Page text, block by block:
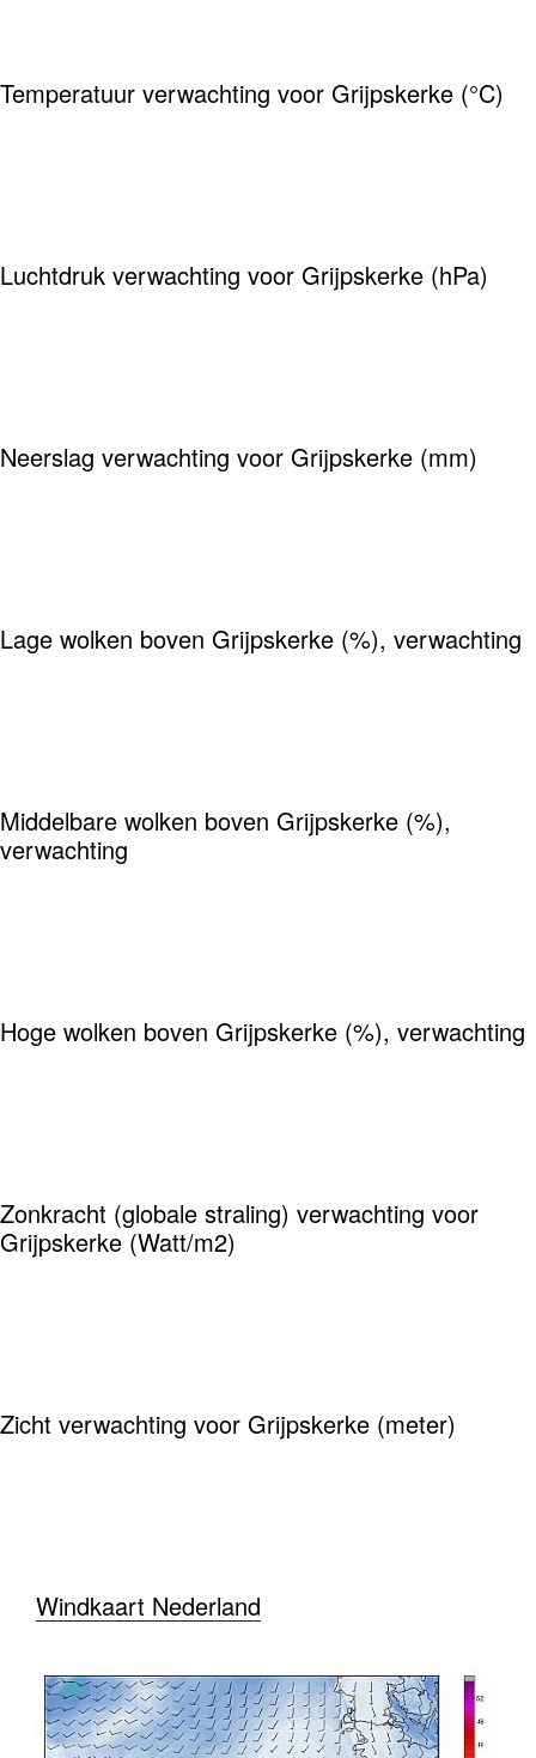
Temperatuur verwachting voor Grijpskerke (°C)
Luchtdruk verwachting voor Grijpskerke (hPa)
Neerslag verwachting voor Grijpskerke (mm)
Lage wolken boven Grijpskerke (%), verwachting
Middelbare wolken boven Grijpskerke (%),
verwachting
Hoge wolken boven Grijpskerke (%), verwachting
Zonkracht (globale straling) verwachting voor
Grijpskerke (Watt/m2)
Zicht verwachting voor Grijpskerke (meter)
Windkaart Nederland